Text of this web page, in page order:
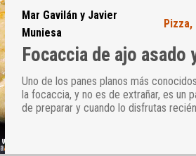
Mar Gavilán y Javier
Muniesa
Focaccia de ajo asado
Uno de los panes planos más
la focaccia, y no es de extrañar, es un
de preparar y cuando lo disfrutas